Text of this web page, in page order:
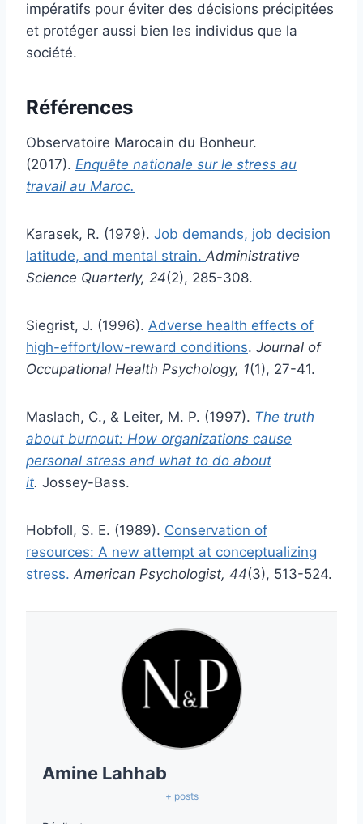
impératifs pour éviter des décisions précipitées
et protéger aussi bien les individus que la
société.
Références
Observatoire Marocain du Bonheur.
(2017). Enquête nationale sur le stress au
travail au Maroc.
Karasek, R. (1979). Job demands, job decision
latitude, and mental strain. Administrative
Science Quarterly, 24(2), 285-308.
Siegrist, J. (1996). Adverse health effects of
high-effort/low-reward conditions. Journal of
Occupational Health Psychology, 1(1), 27-41.
Maslach, C., & Leiter, M. P. (1997). The truth
about burnout: How organizations cause
personal stress and what to do about
it. Jossey-Bass.
Hobfoll, S. E. (1989). Conservation of
resources: A new attempt at conceptualizing
stress. American Psychologist, 44(3), 513-524.
Amine Lahhab
+ posts